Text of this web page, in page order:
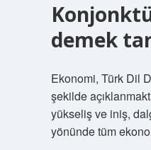
demek
Ekonomi, Türk Dil
şekilde
yükseliş ve iniş,
yönünde tüm